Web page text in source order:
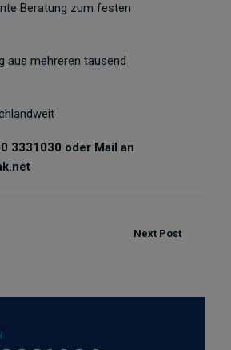
Beratung zum festen
aus mehreren tausend
3331030 oder Mail an
Next Post